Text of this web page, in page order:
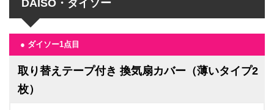
DAISO・ダイソー
● ダイソー1点目
取り替えテープ付き 換気扇カバー（薄いタイプ2
枚）